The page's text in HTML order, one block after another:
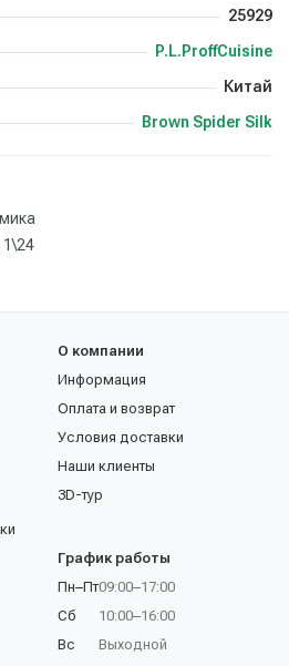
25929
P.L.ProffCuisine
Китай
Brown Spider Silk
1\24
О компании
Информация
Оплата и возврат
Условия доставки
Наши клиенты
3D-тур
График работы
Пн–Пт
Сб
Вс
09:00–17:00
10:00–16:00
Выходной